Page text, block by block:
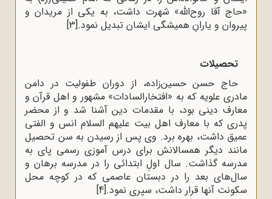
«حاج آقا روح‌الله» شهرت داشت، به یکی از مریدان و
پیروان و یارانِ همیشگی ایشان تبدیل نمود.[3]
تحصیلات
حاج حسن حسین‌زاده، از دوران طفولیت در دامن
مادری علویه که به «افتخارالسادات» مشهور و اهل قرآن و
معارف دینی بود، با مقدمات دین آشنا شد و از محضر
پدری که با معارف اهل بیت علیهم السلام انس و الفتی
عمیق داشت، بهره برد. وی پس از رسیدن به سن تحصیل
مانند دیگر همسالانش برای درس آموزی رسمی پای به
مدرسه گذاشت. سال اولِ ابتدائی را در مدرسه برهان و
سال‌های بعد را در دبستان عاصمی که در کوچه محل
سکونت آنها قرار داشت، سپری نمود.[4]